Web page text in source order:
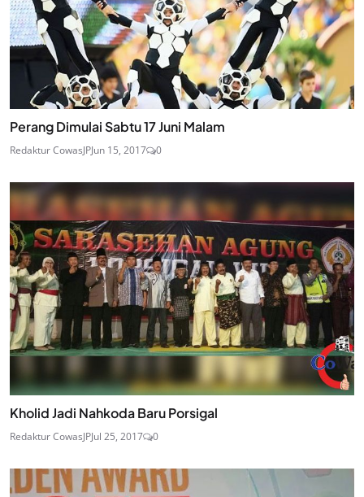
Perang Dimulai Sabtu 17 Juni Malam
Redaktur CowasJPJun 15, 2017 0
Kholid Jadi Nahkoda Baru Porsigal
Redaktur CowasJPJul 25, 2017 0